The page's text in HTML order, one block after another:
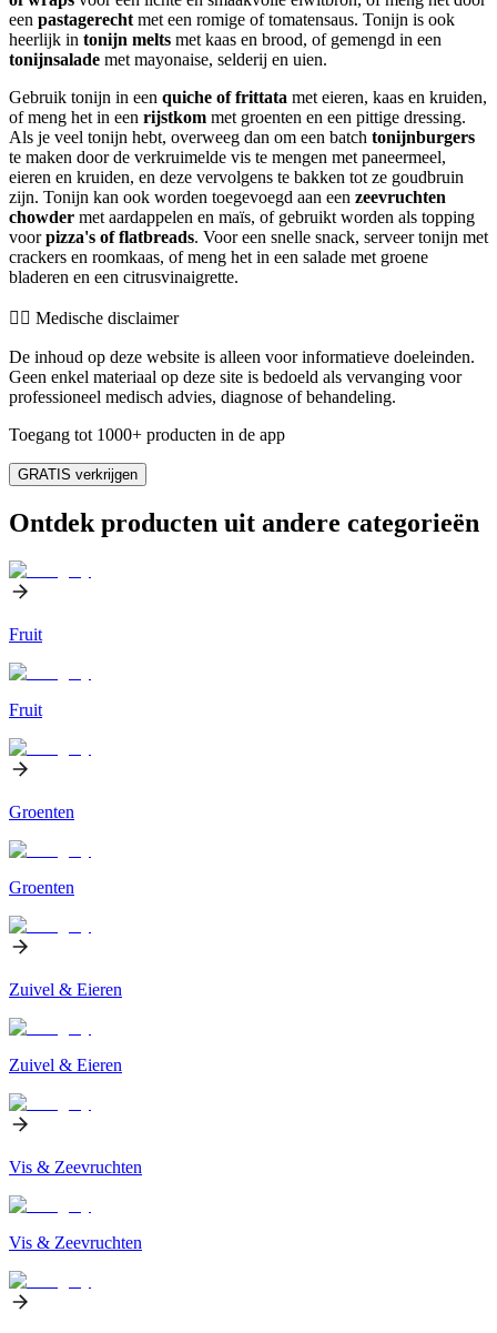
een pastagerecht met een romige of tomatensaus. Tonijn is ook
heerlijk in tonijn melts met kaas en brood, of gemengd in een
tonijnsalade met mayonaise, selderij en uien.
Gebruik tonijn in een quiche of frittata met eieren, kaas en kruiden,
of meng het in een rijstkom met groenten en een pittige dressing.
Als je veel tonijn hebt, overweeg dan om een batch tonijnburgers
te maken door de verkruimelde vis te mengen met paneermeel,
eieren en kruiden, en deze vervolgens te bakken tot ze goudbruin
zijn. Tonijn kan ook worden toegevoegd aan een zeevruchten
chowder met aardappelen en maïs, of gebruikt worden als topping
voorpizza's of flatbreads. Voor een snelle snack, serveer tonijn met
crackers en roomkaas, of meng het in een salade met groene
bladeren en een citrusvinaigrette.
👨‍⚕️️ Medische disclaimer
De inhoud op deze website is alleen voor informatieve doeleinden.
Geen enkel materiaal op deze site is bedoeld als vervanging voor
professioneel medisch advies, diagnose of behandeling.
Toegang tot 1000+ producten in de app
GRATIS verkrijgen
Ontdek producten uit andere categorieën
Fruit
Fruit
Groenten
Groenten
Zuivel & Eieren
Zuivel & Eieren
Vis & Zeevruchten
Vis & Zeevruchten